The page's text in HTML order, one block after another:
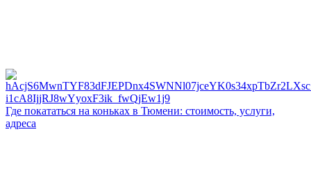
Где покататься на коньках в Тюмени: стоимость, услуги,
адреса